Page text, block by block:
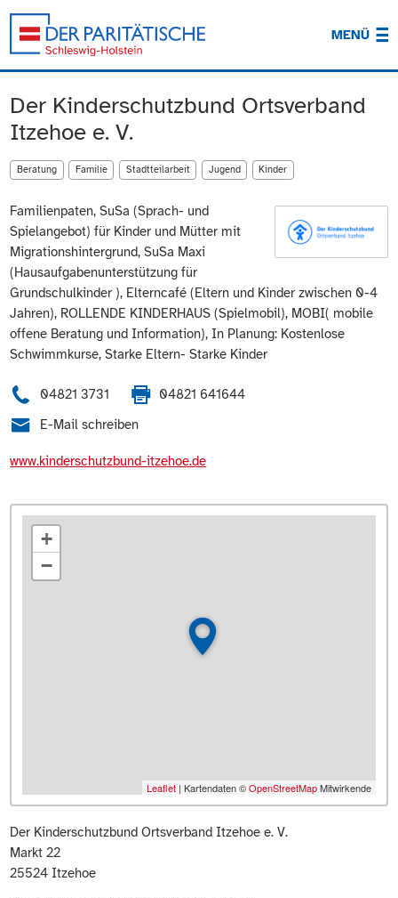
MENÜ
Der Kinderschutzbund Ortsverband
Itzehoe e. V.
Beratung Familie Stadtteilarbeit Jugend Kinder
Familienpaten, SuSa (Sprach- und
Spielangebot) für Kinder und Mütter mit
Migrationshintergrund, SuSa Maxi
(Hausaufgabenunterstützung für
Grundschulkinder ), Elterncafé (Eltern und Kinder zwischen 0-4
Jahren), ROLLENDE KINDERHAUS (Spielmobil), MOBI( mobile
offene Beratung und Information), In Planung: Kostenlose
Schwimmkurse, Starke Eltern- Starke Kinder
04821 3731
04821 641644
E-Mail schreiben
www.kinderschutzbund-itzehoe.de
+
−
Leaflet | Kartendaten ©OpenStreetMapMitwirkende
Der Kinderschutzbund Ortsverband Itzehoe e. V.
Markt 22
25524 Itzehoe